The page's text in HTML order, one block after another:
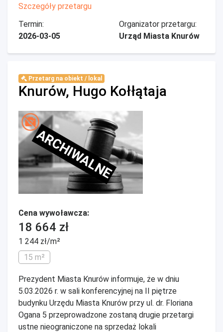
Szczegóły przetargu
Termin:
2026-03-05
Organizator przetargu:
Urząd Miasta Knurów
Przetarg na obiekt / lokal
Knurów, Hugo Kołłątaja
ARCHIWALNE
Cena wywoławcza:
18 664 zł
1 244 zł/m²
15 m²
Prezydent Miasta Knurów informuje, że w dniu
5.03.2026 r. w sali konferencyjnej na II piętrze
budynku Urzędu Miasta Knurów przy ul. dr. Floriana
Ogana 5 przeprowadzone zostaną drugie przetargi
ustne nieograniczone na sprzedaż lokali